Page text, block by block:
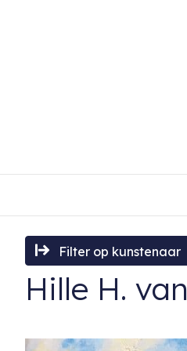
Filter op kunstenaar
Hille H. van